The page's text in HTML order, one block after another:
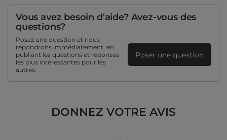
Vous avez besoin d'aide? Avez-vous des
questions?
Posez une question et nous
répondrons immédiatement, en
publiant les questions et réponses
les plus intéressantes pour les
autres.
Poser une question
DONNEZ VOTRE AVIS